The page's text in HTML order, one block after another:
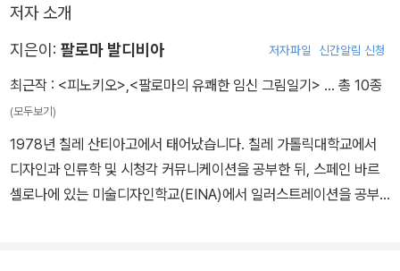
저자 소개
지은이: 팔로마 발디비아 저자파일 신간알림 신청
최근작 : <피노키오>,<팔로마의 유쾌한 임신 그림일기> … 총 10종
(모두보기)
1978년 칠레 산티아고에서 태어났습니다. 칠레 가톨릭대학교에서
디자인과 인류학 및 시청각 커뮤니케이션을 공부한 뒤, 스페인 바르
셀로나에 있는 미술디자인학교(EINA)에서 일러스트레이션을 공부